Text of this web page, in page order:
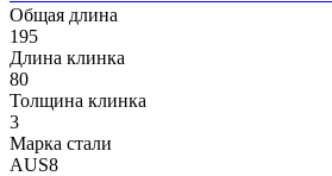
Общая длина
195
Длина клинка
80
Толщина клинка
3
Марка стали
AUS8